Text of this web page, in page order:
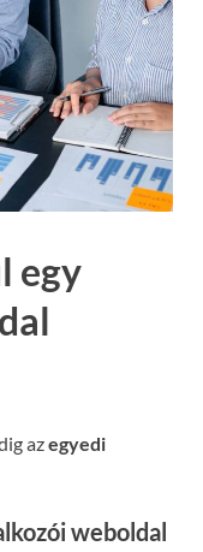
egy
azegyedi
weboldal